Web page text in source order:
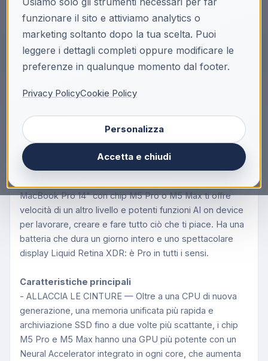
funzionare il sito e attiviamo analytics o
marketing soltanto dopo la tua scelta. Puoi
leggere i dettagli completi oppure modificare le
preferenze in qualunque momento dal footer.
Privacy PolicyCookie Policy
Personalizza
Accetta e chiudi
Registrati
Descrizione
Apple MacBook Pro 14" M5 Pro chip 15‑core CPU
16‑core GPU, 24GB, 1TB SSD - Argento, Apple M,
36,1 cm (14.2"), 3024 x 1964 Pixel, 24 GB, 1 TB,
macOS Tahoe
MacBook Pro 14" con chip M5 Pro o M5 Max ti offre
velocità di un altro livello e potenti funzioni AI on device
per lavorare, creare e fare tutto ciò che ti piace. Ha una
batteria che dura un giorno intero e uno spettacolare
display Liquid Retina XDR: è Pro in tutti i sensi.
Caratteristiche principali
- ALLACCIA LE CINTURE — Oltre a una CPU di nuova
generazione, una memoria unificata più rapida e
archiviazione SSD fino a due volte più scattante, i chip
M5 Pro e M5 Max hanno una GPU più potente con un
Neural Accelerator integrato in ogni core, che aumenta